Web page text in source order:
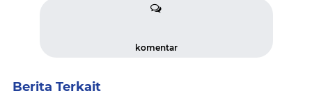
komentar
Berita Terkait